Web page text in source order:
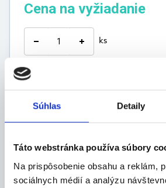
Súhlas Detaily
Táto webstránka používa súbory
Na prispôsobenie obsahu a reklám,
sociálnych médií a analýzu
Cena na vyžiadanie
ks
Popis produktu